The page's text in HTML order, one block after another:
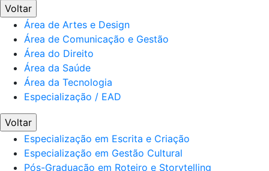
Voltar
Área de Artes e Design
Área de Comunicação e Gestão
Área do Direito
Área da Saúde
Área da Tecnologia
Especialização / EAD
Voltar
Especialização em Escrita e Criação
Especialização em Gestão Cultural
Pós-Graduação em Roteiro e Storytelling